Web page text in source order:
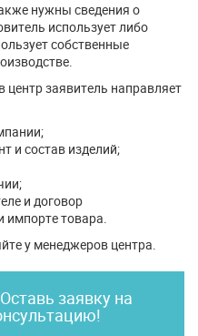
нужны сведения о
использует либо
собственные
заявитель направляет
и состав изделий;
и договор
импорте товара.
у менеджеров центра.
заявку на